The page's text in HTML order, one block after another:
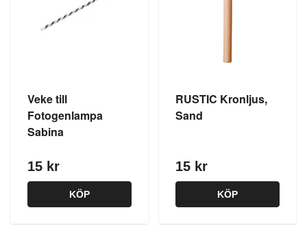
Veke till
Fotogenlampa
Sabina
15 kr
KÖP
RUSTIC Kronljus,
Sand
15 kr
KÖP